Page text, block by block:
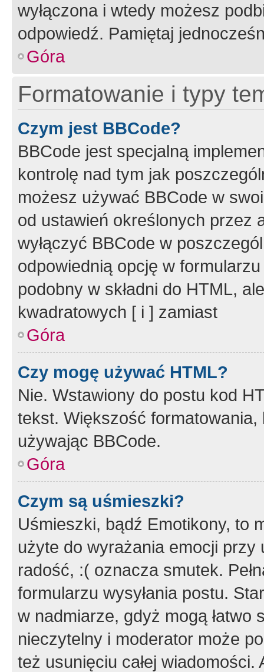
wyłączona i wtedy możesz
odpowiedź. Pamiętaj
Góra
Formatowanie i typy
Czym jest BBCode?
BBCode jest specjalną
kontrolę nad tym jak
możesz używać BBCode w
od ustawień określonych przez
wyłączyć BBCode w
odpowiednią opcję w
podobny w składni do HTML,
kwadratowych [ i ] zamiast
Góra
Czy mogę używać HTML?
Nie. Wstawiony do postu kod
tekst. Większość
używając BBCode.
Góra
Czym są uśmieszki?
Uśmieszki, bądź Emotikony, to
użyte do wyrażania emocji
radość, :( oznacza smutek.
formularzu wysyłania postu.
w nadmiarze, gdyż mogą
nieczytelny i moderator może
też usunięciu całej